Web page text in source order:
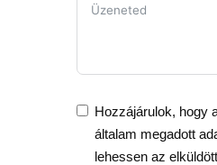
Hozzájárulok, hogy
általam megadott
lehessen az